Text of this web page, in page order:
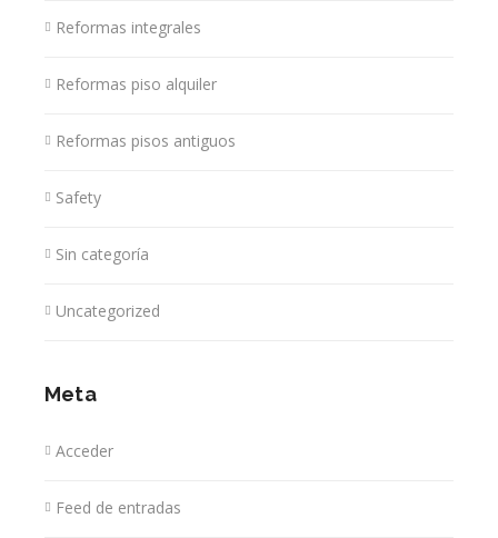
Reformas integrales
Reformas piso alquiler
Reformas pisos antiguos
Safety
Sin categoría
Uncategorized
Meta
Acceder
Feed de entradas